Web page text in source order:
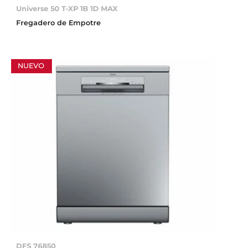
Universe 50 T-XP 1B 1D MAX
Fregadero de Empotre
NUEVO